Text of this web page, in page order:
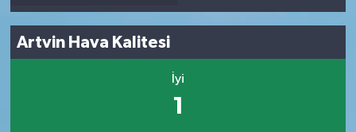
Artvin Hava Kalitesi
İyi
1